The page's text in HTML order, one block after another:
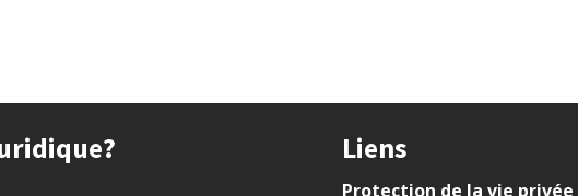
Liens
Protection de la vie privée